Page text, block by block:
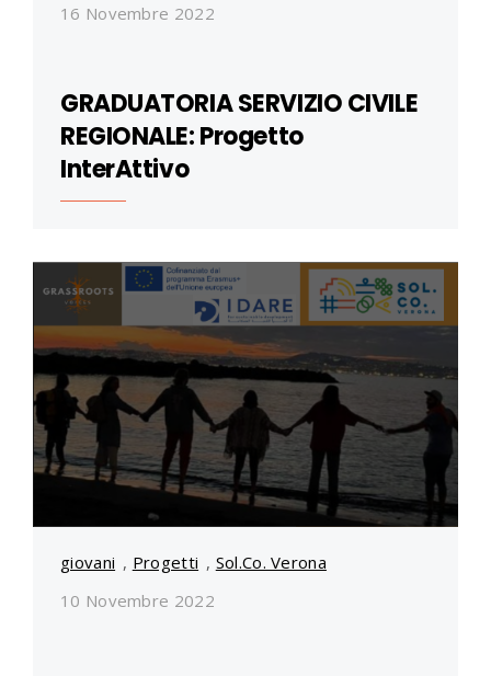
16 Novembre 2022
GRADUATORIA SERVIZIO CIVILE
REGIONALE: Progetto
InterAttivo
giovani , Progetti , Sol.Co. Verona
10 Novembre 2022